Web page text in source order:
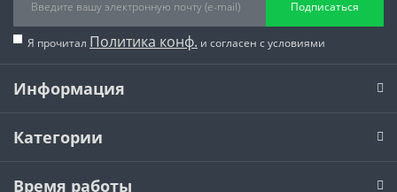
Подписаться
Я прочитал Политика конф. и согласен с условиями
Информация
Категории
Время работы